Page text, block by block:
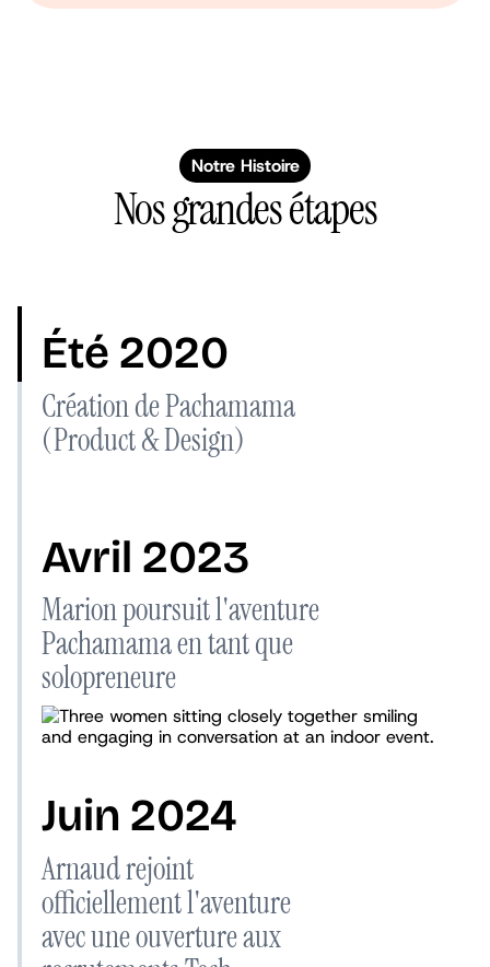
Notre Histoire
Nos grandes étapes
Été 2020
Création de Pachamama
(Product & Design)
Avril 2023
Marion poursuit l'aventure
Pachamama en tant que
solopreneure
Juin 2024
Arnaud rejoint
officiellement l'aventure
avec une ouverture aux